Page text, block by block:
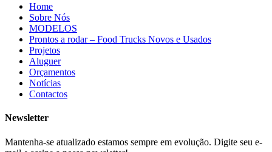
Home
Sobre Nós
MODELOS
Prontos a rodar – Food Trucks Novos e Usados
Projetos
Aluguer
Orçamentos
Notícias
Contactos
Newsletter
Mantenha-se atualizado estamos sempre em evolução. Digite seu e-